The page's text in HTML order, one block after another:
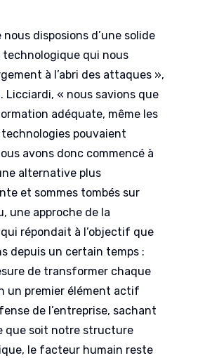
nous disposions d’une solide
qui nous
à l’abri des attaques »,
Licciardi, « nous savions que
adéquate, même les
pouvaient
avons donc commencé à
alternative plus
et sommes tombés sur
une approche de la
répondait à l’objectif que
depuis un certain temps :
de transformer chaque
un premier élément actif
de l’entreprise, sachant
que soit notre structure
le facteur humain reste